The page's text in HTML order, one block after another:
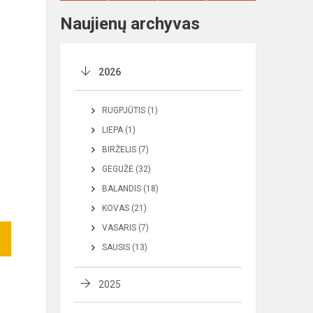
Naujienų archyvas
2026
RUGPJŪTIS (1)
LIEPA (1)
BIRŽELIS (7)
GEGUŽĖ (32)
BALANDIS (18)
KOVAS (21)
VASARIS (7)
SAUSIS (13)
2025